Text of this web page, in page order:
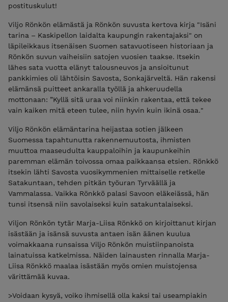
postituskulut!
Viljo Rönkön elämästä ja Rönkön suvusta kertova kirja "Isäni
tarina – Kaskipellon laidalta kaupungin rakentajaksi" on
läpileikkaus itsenäisen Suomen satavuotiseen historiaan ja
Rönkön suvun vaiheisiin satojen vuosien taakse. Itsekin
lähes sata vuotta elänyt talousneuvos ja ansioitunut
pankkimies oli lähtöisin Savosta, Sonkajärveltä. Hän rakensi
elämänsä puitteet ankaralla työllä ja ahkeruudella
mottonaan: ”Kyllä sitä uraa voi niinkin rakentaa, että tekee
vain kaiken mitä eteen tulee, niin hyvin kuin ikinä osaa."
Viljo Rönkön elämäntarina heijastaa sotien jälkeen
Suomessa tapahtunutta rakennemuutosta, ihmisten
muuttoa maaseudulta kauppaloihin ja kaupunkeihin
paremman elämän toivossa omaa paikkaansa etsien. Rönkkö
itsekin lähti Savosta vuosikymmenien mittaiselle retkelle
Satakuntaan, tehden pitkän työuran Tyrväällä ja
Vammalassa. Vaikka Rönkkö palasi Savoon eläkeiässä, hän
tunsi itsensä niin savolaiseksi kuin satakuntalaiseksi.
Viljon Rönkön tytär Marja-Liisa Rönkkö on kirjoittanut kirjan
isästään ja isänsä suvusta antaen isän äänen kuulua
voimakkaana runsaissa Viljo Rönkön muistiinpanoista
lainatuissa katkelmissa. Näiden lainausten rinnalla Marja-
Liisa Rönkkö maalaa isästään myös omien muistojensa
värittämää kuvaa.
>Voidaan kysyä, voiko ihmisellä olla kaksi tai useampiakin